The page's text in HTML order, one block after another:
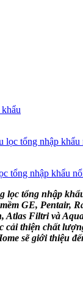
tổng nhập khẩu
lọc tổng nhập
GE, Pentair,
Atlas Filtri và
cải thiện chất
sẽ giới thiệu